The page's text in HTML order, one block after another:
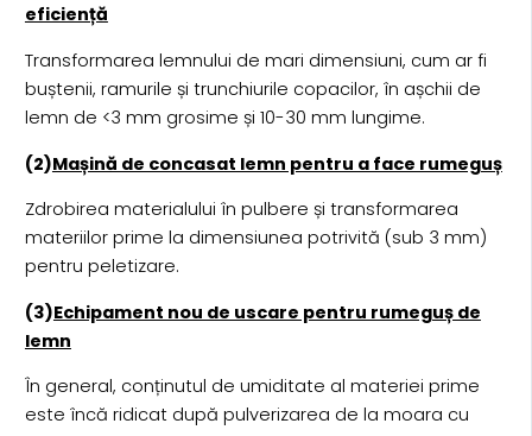
eficiență
Transformarea lemnului de mari dimensiuni, cum ar fi
buștenii, ramurile și trunchiurile copacilor, în așchii de
lemn de <3 mm grosime și 10-30 mm lungime.
(2)Mașină de concasat lemn pentru a face rumeguș
Zdrobirea materialului în pulbere și transformarea
materiilor prime la dimensiunea potrivită (sub 3 mm)
pentru peletizare.
(3)Echipament nou de uscare pentru rumeguș de
lemn
În general, conținutul de umiditate al materiei prime
este încă ridicat după pulverizarea de la moara cu